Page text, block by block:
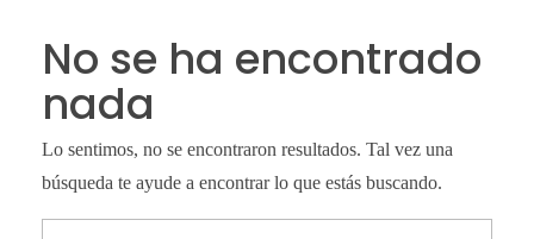
No se ha encontrado
nada
Lo sentimos, no se encontraron resultados. Tal vez una
búsqueda te ayude a encontrar lo que estás buscando.